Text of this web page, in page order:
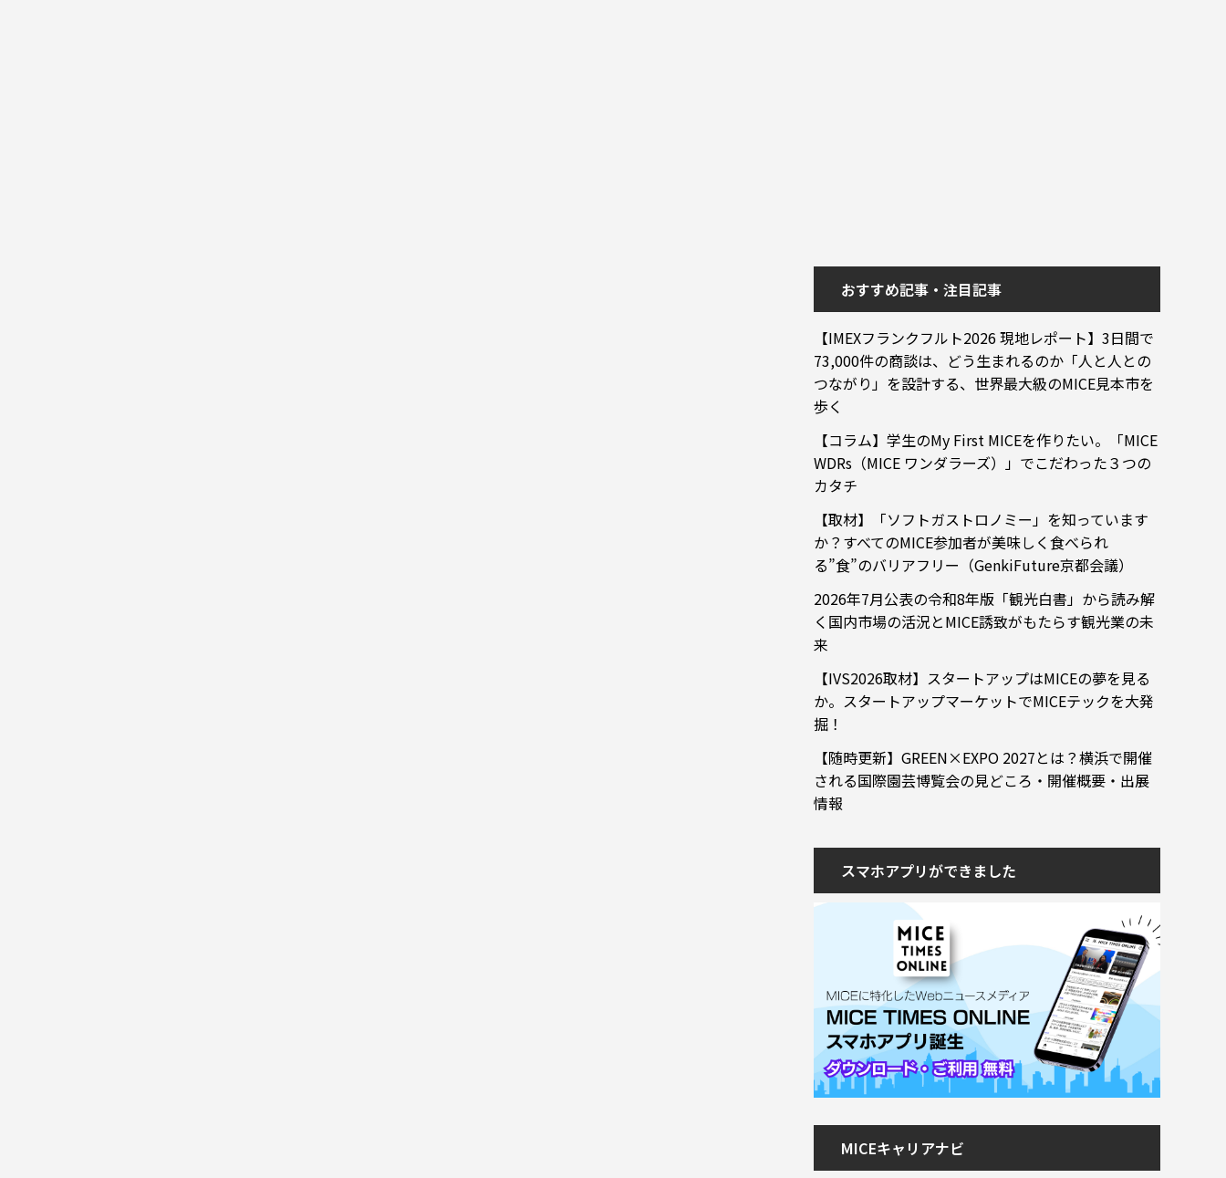
おすすめ記事・注目記事
【IMEXフランクフルト2026 現地レポート】3日間で
73,000件の商談は、どう生まれるのか「人と人との
つながり」を設計する、世界最大級のMICE見本市を
歩く
【コラム】学生のMy First MICEを作りたい。「MICE
WDRs（MICE ワンダラーズ）」でこだわった３つの
カタチ
【取材】「ソフトガストロノミー」を知っています
か？すべてのMICE参加者が美味しく食べられ
る”食”のバリアフリー（GenkiFuture京都会議）
2026年7月公表の令和8年版「観光白書」から読み解
く国内市場の活況とMICE誘致がもたらす観光業の未
来
【IVS2026取材】スタートアップはMICEの夢を見る
か。スタートアップマーケットでMICEテックを大発
掘！
【随時更新】GREEN×EXPO 2027とは？横浜で開催
される国際園芸博覧会の見どころ・開催概要・出展
情報
スマホアプリができました
MICEキャリアナビ